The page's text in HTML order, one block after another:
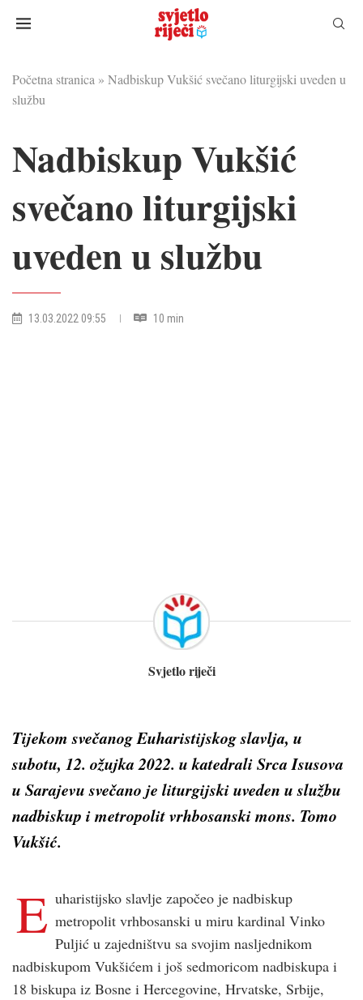
Početna stranica » Nadbiskup Vukšić svečano liturgijski uveden u
službu
Nadbiskup Vukšić
svečano liturgijski
uveden u službu
13.03.2022 09:55 10 min
Svjetlo riječi
Tijekom svečanog Euharistijskog slavlja, u
subotu, 12. ožujka 2022. u katedrali Srca Isusova
u Sarajevu svečano je liturgijski uveden u službu
nadbiskup i metropolit vrhbosanski mons. Tomo
Vukšić.
E uharistijsko slavlje započeo je nadbiskup
metropolit vrhbosanski u miru kardinal Vinko
Puljić u zajedništvu sa svojim nasljednikom
nadbiskupom Vukšićem i još sedmoricom nadbiskupa i
18 biskupa iz Bosne i Hercegovine, Hrvatske, Srbije,